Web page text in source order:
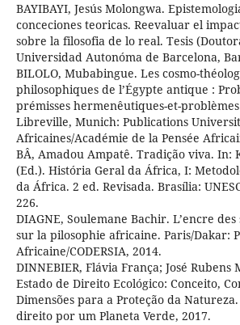
BAYIBAYI, Jesús Molongwa.
conceciones teoricas. Reevaluar el
sobre la filosofia de lo real. Tesis
Universidad Autonóma de Barcelona,
BILOLO, Mubabingue. Les cosmo-
philosophiques de l’Égypte antique :
prémisses hermenêutiques-et-
Libreville, Munich: Publications
Africaines/Académie de la Pensée
BÂ, Amadou Ampatê. Tradição viva. In:
(Ed.). História Geral da África, I:
da África. 2 ed. Revisada. Brasília:
226.
DIAGNE, Soulemane Bachir. L’encre
sur la pilosophie africaine. Paris/Dakar:
Africaine/CODERSIA, 2014.
DINNEBIER, Flávia França; José Rubens
Estado de Direito Ecológico: Conceito,
Dimensões para a Proteção da
direito por um Planeta Verde, 2017.